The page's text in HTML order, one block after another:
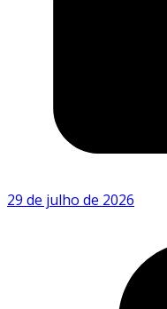
29 de julho de 2026